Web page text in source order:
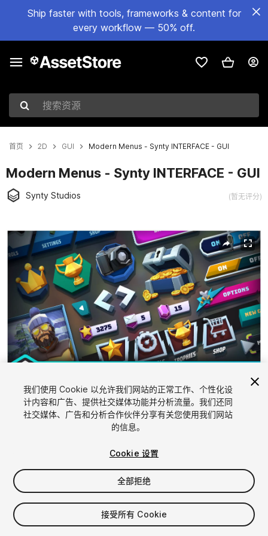
Ship faster with tools, frameworks & content for
every workflow — 50% off.
搜索资源
首页 2D GUI Modern Menus - Synty INTERFACE - GUI
Modern Menus - Synty INTERFACE - GUI
Synty Studios (暂无评分)
当前幻灯片：1 / 42
1/42
$99.99
增值税将在结算时计算
我们使用 Cookie 以允许我们网站的正常工作、个性化设
计内容和广告、提供社交媒体功能并分析流量。我们还同
社交媒体、广告和分析合作伙伴分享有关您使用我们网站
的信息。
Cookie 设置
全部拒绝
接受所有 Cookie